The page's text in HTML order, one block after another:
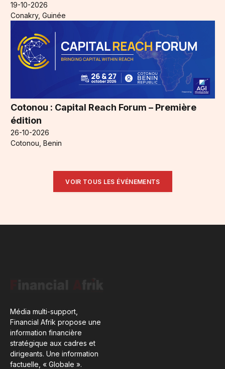
19-10-2026
Conakry, Guinée
Cotonou : Capital Reach Forum – Première
édition
26-10-2026
Cotonou, Benin
VOIR TOUS LES ÉVÉNEMENTS
Média multi-support,
Financial Afrik propose une
information financière
stratégique aux cadres et
dirigeants. Une information
factuelle, « Globale ».